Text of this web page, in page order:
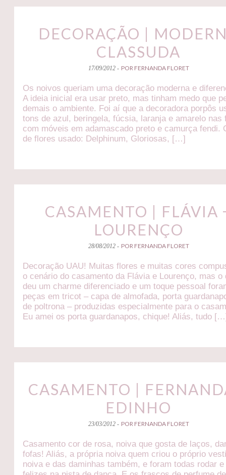
DECORAÇÃO |
CLASSUDA
17/09/2012 - POR FERNANDA FLORET
Os noivos queriam uma decoração moderna e
A ideia inicial era usar preto, mas tinham medo que
demais o ambiente. Foi aí que a decoradora porpôs
tons de azul, beringela, fúcsia, laranja e amarelo nas
com móveis em adamascado preto e camurça fendi.
de flores usado: Delphinum, Gloriosas, […]
CASAMENTO | FLÁVIA
LOURENÇO
28/08/2012 - POR FERNANDA FLORET
Decoração UAU! Muitas flores e muitas cores
o cenário do casamento da Flávia e Lourenço, mas o
deu um charme diferenciado e um toque pessoal
peças em tricot – capa de almofada, porta
de poltrona – produzidas especialmente para o
Eu amei os porta guardanapos, chique! Aliás, tudo
CASAMENTO |
EDINHO
23/03/2012 - POR FERNANDA FLORET
Casamento cor de rosa, noiva que gosta de laços,
fofas! Aliás, a própria noiva quem criou o próprio
noiva e das daminhas também, e foram todas rodar